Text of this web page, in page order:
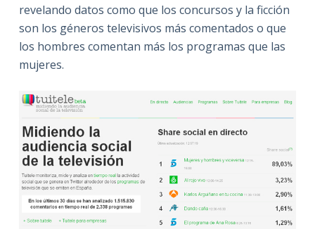
revelando datos como que los concursos y la ficción
son los géneros televisivos más comentados o que
los hombres comentan más los programas que las
mujeres.